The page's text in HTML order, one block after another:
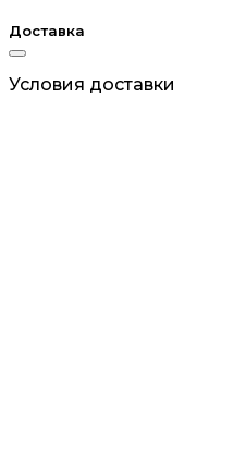
Доставка
Условия доставки